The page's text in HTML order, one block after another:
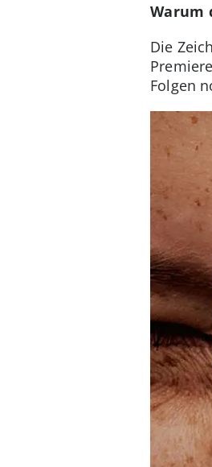
Warum
Die
Folgen